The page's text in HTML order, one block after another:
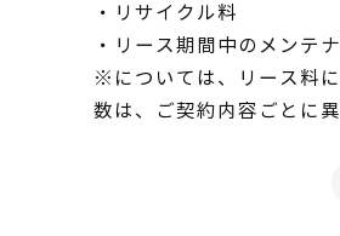
・リサイクル料
・リース期間中のメンテ
※については、リース料
数は、ご契約内容ごとに異